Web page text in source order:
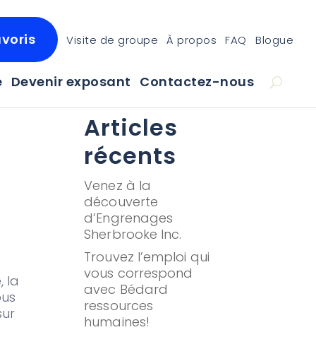
Visite de groupe À propos FAQ Blogue
Devenir exposant Contactez-nous
la
Articles
récents
Venez à la
découverte
d’Engrenages
Sherbrooke Inc.
Trouvez l’emploi qui
vous correspond
avec Bédard
ressources
humaines!